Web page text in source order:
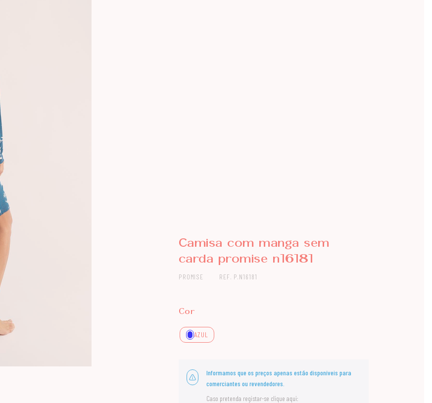
Camisa com manga sem
carda promise n16181
PROMISE REF. P.N16181
Cor
AZUL
Informamos que os preços apenas estão disponíveis para
comerciantes ou revendedores.
Caso pretenda registar-se clique aqui: